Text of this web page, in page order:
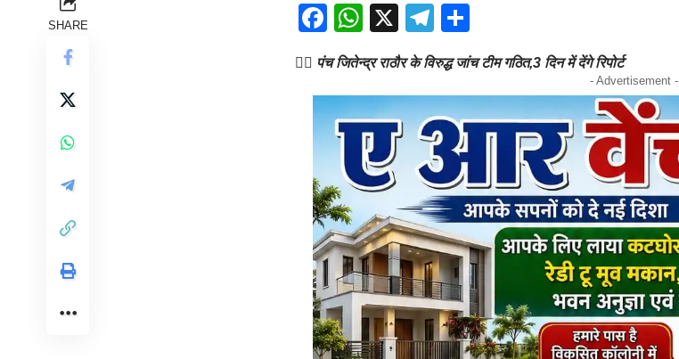
SHARE Facebook
WhatsApp
X Telegram
👉🏻 पंच जितेन्द्र राठौर के विरुद्ध जांच टीम गठित,3 दिन में देंगे रिपोर्ट
- Advertisement -